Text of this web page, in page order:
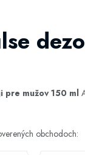
pre mužov 150 ml
obchodoch: